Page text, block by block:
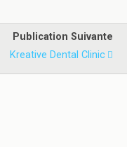
Publication Suivante
Kreative Dental Clinic